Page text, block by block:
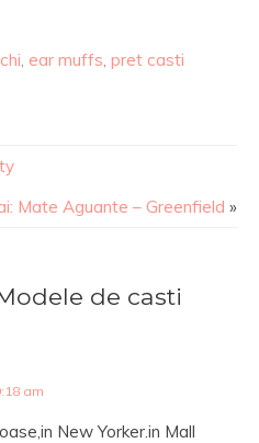
, ear muffs, pret casti
Mate Aguante – Greenfield »
de casti
am
New Yorker.in Mall